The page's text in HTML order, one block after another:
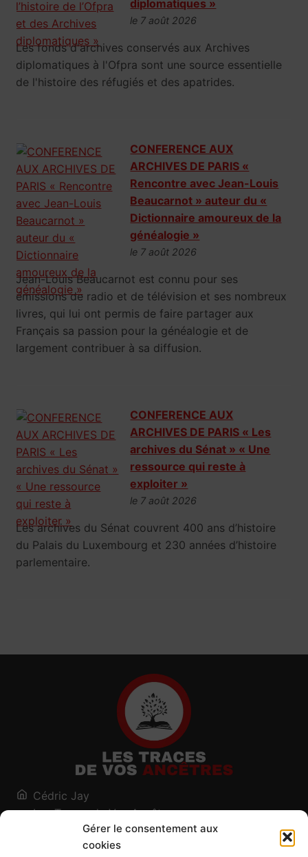
Gérer le consentement aux
cookies
diplomatiques »
le 7 août 2026
Les fonds d'archives conservés aux Archives
diplomatiques à l'Ofpra sont une source essentielle
de l'histoire des réfugiés et des apatrides.
CONFERENCE AUX
ARCHIVES DE PARIS «
Rencontre avec Jean-Louis
Beaucarnot » auteur du «
Dictionnaire amoureux de la
généalogie »
le 7 août 2026
Jean-Louis Beaucarnot est connu pour ses
émissions de radio et de télévision et ses nombreux
livres, qui lui ont permis de faire partager aux
Français sa passion pour la généalogie et de
largement contribuer à sa diffusion.
CONFERENCE AUX
ARCHIVES DE PARIS « Les
archives du Sénat » « Une
ressource qui reste à
exploiter »
le 7 août 2026
Les archives du Sénat couvrent 400 ans d’histoire
du Palais du Luxembourg et 230 années d’histoire
parlementaire.
Cédric Jay
Les Traces de Vos Ancêtres
120, chemin des Salines
73200 Albertville - Savoie